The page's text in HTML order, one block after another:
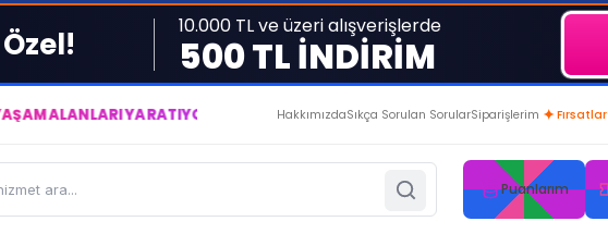
10.000 TL ve üzeri alışverişlerde
500 TL İNDİRİM
YARATIYOR VE YAŞATIYORUZ ● BİZİMLE DAİMA KÂRDASINIZ...
HakkımızdaSıkça Sorulan SorularSiparişlerim ✦ Fırsatlar
Puanlarım